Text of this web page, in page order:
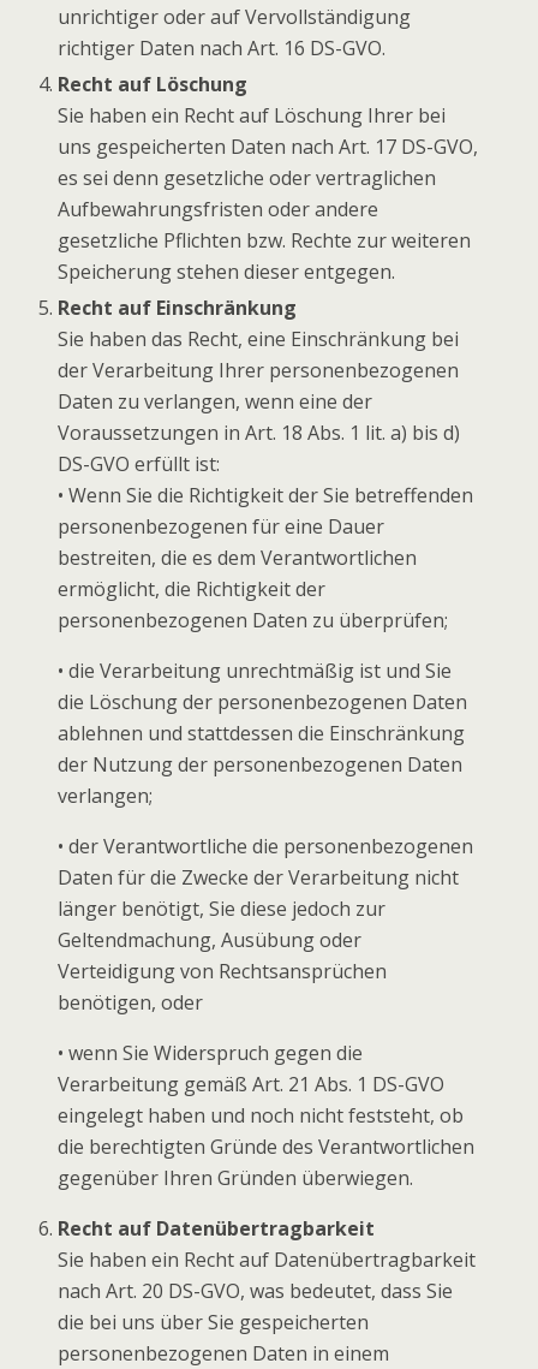
unrichtiger oder auf Vervollständigung
richtiger Daten nach Art. 16 DS-GVO.
Recht auf Löschung
Sie haben ein Recht auf Löschung Ihrer bei
uns gespeicherten Daten nach Art. 17 DS-GVO,
es sei denn gesetzliche oder vertraglichen
Aufbewahrungsfristen oder andere
gesetzliche Pflichten bzw. Rechte zur weiteren
Speicherung stehen dieser entgegen.
Recht auf Einschränkung
Sie haben das Recht, eine Einschränkung bei
der Verarbeitung Ihrer personenbezogenen
Daten zu verlangen, wenn eine der
Voraussetzungen in Art. 18 Abs. 1 lit. a) bis d)
DS-GVO erfüllt ist:
• Wenn Sie die Richtigkeit der Sie betreffenden
personenbezogenen für eine Dauer
bestreiten, die es dem Verantwortlichen
ermöglicht, die Richtigkeit der
personenbezogenen Daten zu überprüfen;
• die Verarbeitung unrechtmäßig ist und Sie
die Löschung der personenbezogenen Daten
ablehnen und stattdessen die Einschränkung
der Nutzung der personenbezogenen Daten
verlangen;
• der Verantwortliche die personenbezogenen
Daten für die Zwecke der Verarbeitung nicht
länger benötigt, Sie diese jedoch zur
Geltendmachung, Ausübung oder
Verteidigung von Rechtsansprüchen
benötigen, oder
• wenn Sie Widerspruch gegen die
Verarbeitung gemäß Art. 21 Abs. 1 DS-GVO
eingelegt haben und noch nicht feststeht, ob
die berechtigten Gründe des Verantwortlichen
gegenüber Ihren Gründen überwiegen.
Recht auf Datenübertragbarkeit
Sie haben ein Recht auf Datenübertragbarkeit
nach Art. 20 DS-GVO, was bedeutet, dass Sie
die bei uns über Sie gespeicherten
personenbezogenen Daten in einem